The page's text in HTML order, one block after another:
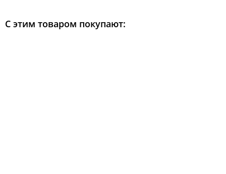
С этим товаром покупают: